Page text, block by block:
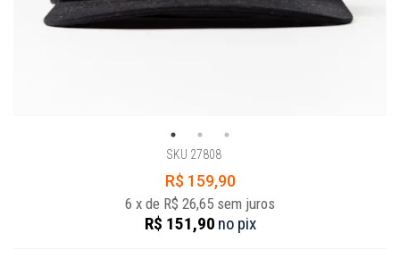
SKU 27808
R$ 159,90
6 x de R$ 26,65 sem juros
R$ 151,90 no pix